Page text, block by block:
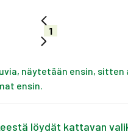
1
näytetään ensin, sitten
ensin.
löydät kattavan